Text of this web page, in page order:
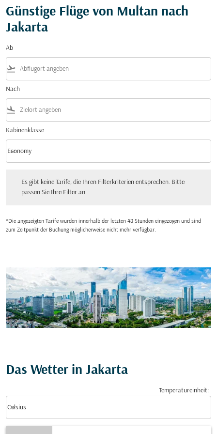
Günstige Flüge von Multan nach
Jakarta
Ab
flight_takeoff
Nach
flight_land
Kabinenklasse
Kabinenklasse option Economy Selected
Economy
keyboard_arrow_down
Es gibt keine Tarife, die Ihren Filterkriterien entsprechen. Bitte
passen Sie Ihre Filter an.
*Die angezeigten Tarife wurden innerhalb der letzten 48 Stunden eingezogen und sind
zum Zeitpunkt der Buchung möglicherweise nicht mehr verfügbar.
Das Wetter in Jakarta
Temperatureinheit:
Celsius
keyboard_arrow_down